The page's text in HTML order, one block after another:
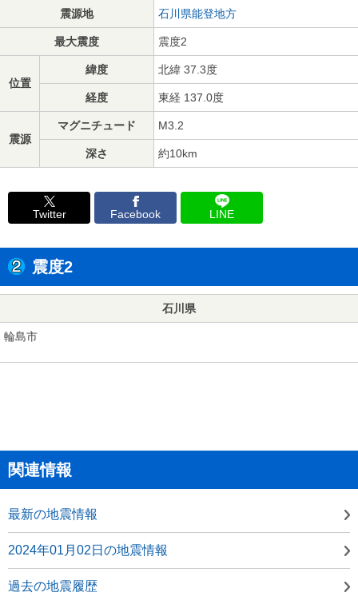
震源地 石川県能登地方
最大震度 震度2
位置
緯度 北緯 37.3度
経度 東経 137.0度
震源
マグニチュード M3.2
深さ 約10km
Twitter Facebook LINE
震度2
石川県
輪島市
関連情報
最新の地震情報
2024年01月02日の地震情報
過去の地震履歴